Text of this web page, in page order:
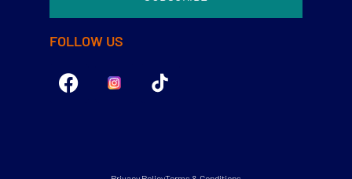
FOLLOW US